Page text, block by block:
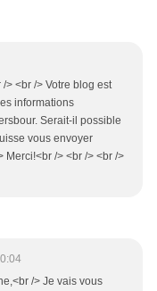
> <br /> Votre blog est
informations
Serait-il possible
vous envoyer
Merci!<br /> <br /> <br />
/> Je vais vous